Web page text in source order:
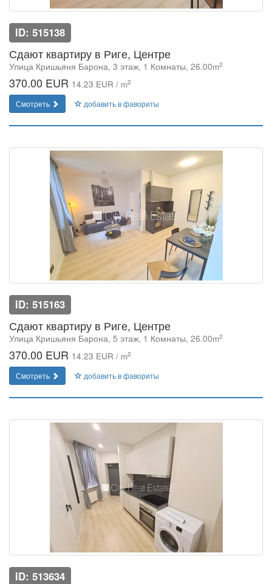
ID: 515138
Сдают квартиру в Риге, Центре
Улица Кришьяня Барона, 3 этаж, 1 Комнаты, 26.00m2
370.00 EUR 14.23 EUR / m2
Смотреть добавить в фавориты
ID: 515163
Сдают квартиру в Риге, Центре
Улица Кришьяня Барона, 5 этаж, 1 Комнаты, 26.00m2
370.00 EUR 14.23 EUR / m2
Смотреть добавить в фавориты
ID: 513634